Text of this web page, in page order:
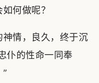
何做呢？
情，良久，终于沉
仆的性命一同奉